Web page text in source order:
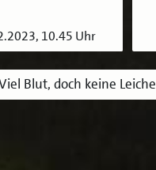
10.45 Uhr
Blut, doch keine Leiche